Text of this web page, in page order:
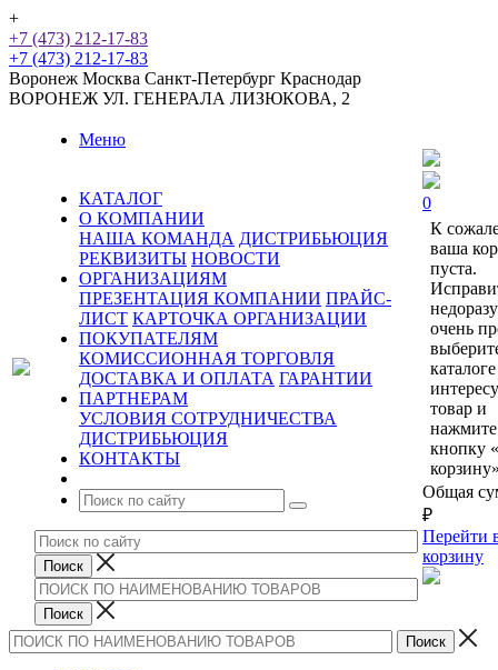
+
+7 (473) 212-17-83
+7 (473) 212-17-83
Воронеж Москва Санкт-Петербург Краснодар
ВОРОНЕЖ УЛ. ГЕНЕРАЛА ЛИЗЮКОВА, 2
Меню
КАТАЛОГ
О КОМПАНИИ
НАША КОМАНДА ДИСТРИБЬЮЦИЯ
РЕКВИЗИТЫ НОВОСТИ
ОРГАНИЗАЦИЯМ
ПРЕЗЕНТАЦИЯ КОМПАНИИ ПРАЙС-
ЛИСТ КАРТОЧКА ОРГАНИЗАЦИИ
ПОКУПАТЕЛЯМ
КОМИССИОННАЯ ТОРГОВЛЯ
ДОСТАВКА И ОПЛАТА ГАРАНТИИ
ПАРТНЕРАМ
УСЛОВИЯ СОТРУДНИЧЕСТВА
ДИСТРИБЬЮЦИЯ
КОНТАКТЫ
0
К
ваша
пуста.
очень
каталоге
товар и
нажмите
кнопку
Общая
₽
Перейти
корзину